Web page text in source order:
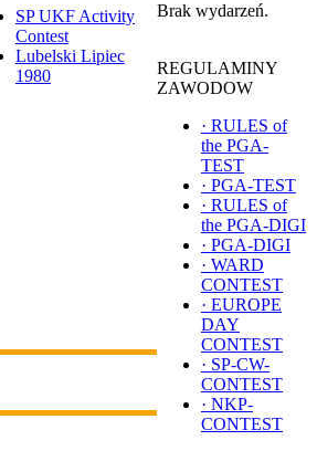
SP UKF Activity
Contest
Lubelski Lipiec
1980
Brak wydarzeń.
REGULAMINY
ZAWODOW
· RULES of
the PGA-
TEST
· PGA-TEST
· RULES of
the PGA-DIGI
· PGA-DIGI
· WARD
CONTEST
· EUROPE
DAY
CONTEST
· SP-CW-
CONTEST
· NKP-
CONTEST